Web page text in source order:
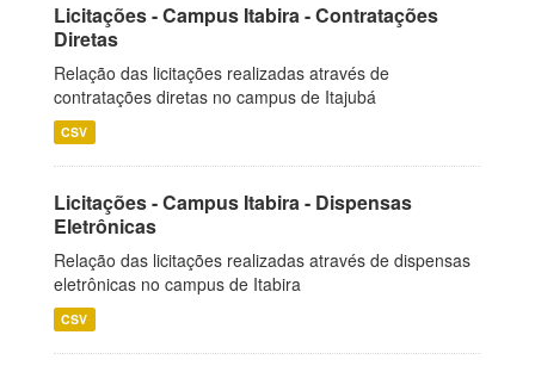
Licitações - Campus Itabira - Contratações
Diretas
Relação das licitações realizadas através de
contratações diretas no campus de Itajubá
CSV
Licitações - Campus Itabira - Dispensas
Eletrônicas
Relação das licitações realizadas através de dispensas
eletrônicas no campus de Itabira
CSV